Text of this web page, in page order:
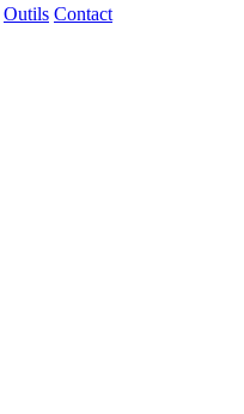
Outils Contact